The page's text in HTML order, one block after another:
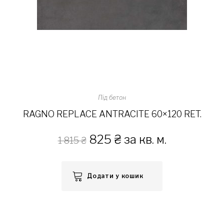
Під бетон
RAGNO REPLACE ANTRACITE 60×120 RET.
1 815₴ 825 ₴ за кв. м.
Додати у кошик